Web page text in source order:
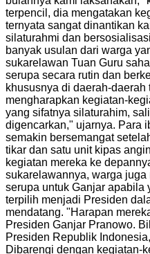
terpencil, dia mengatakan
ternyata sangat dinantikan
silaturahmi dan
banyak usulan dari warga
sukarelawan Tuan Guru
serupa secara rutin dan
khususnya di daerah-
mengharapkan kegiatan-
yang sifatnya silaturahim,
digencarkan," ujarnya. Para
semakin bersemangat
tikar dan satu unit kipas
kegiatan mereka ke
sukarelawannya, warga
serupa untuk Ganjar apabila
terpilih menjadi Presiden
mendatang. "Harapan
Presiden Ganjar Pranowo.
Presiden Republik
Dibarengi dengan kegiatan-